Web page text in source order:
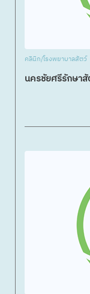
คลินิก/โรงพยาบาลสัตว์
นครชัยศรีรักษา